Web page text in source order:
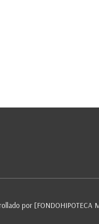
por [FONDOHIPOTECA